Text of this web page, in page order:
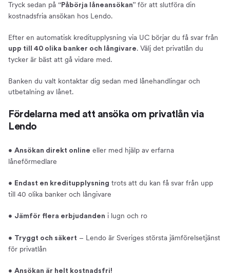
Tryck sedan på “Påbörja låneansökan” för att slutföra din
kostnadsfria ansökan hos Lendo.
Efter en automatisk kreditupplysning via UC börjar du få svar från
upp till 40 olika banker och långivare. Välj det privatlån du
tycker är bäst att gå vidare med.
Banken du valt kontaktar dig sedan med lånehandlingar och
utbetalning av lånet.
Fördelarna med att ansöka om privatlån via
Lendo
• Ansökan direkt online eller med hjälp av erfarna
låneförmedlare
• Endast en kreditupplysning trots att du kan få svar från upp
till 40 olika banker och långivare
• Jämför flera erbjudanden i lugn och ro
• Tryggt och säkert – Lendo är Sveriges största jämförelsetjänst
för privatlån
• Ansökan är helt kostnadsfri!